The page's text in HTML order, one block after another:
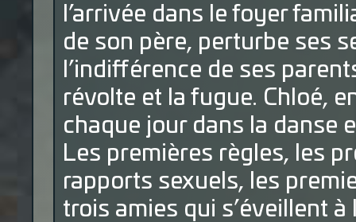
l’arrivée dans le foyer
de son père, perturbe ses
l’indifférence de ses
révolte et la fugue. Chloé,
chaque jour dans la danse
Les premières règles, les
rapports sexuels, les
trois amies qui s’éveillent à